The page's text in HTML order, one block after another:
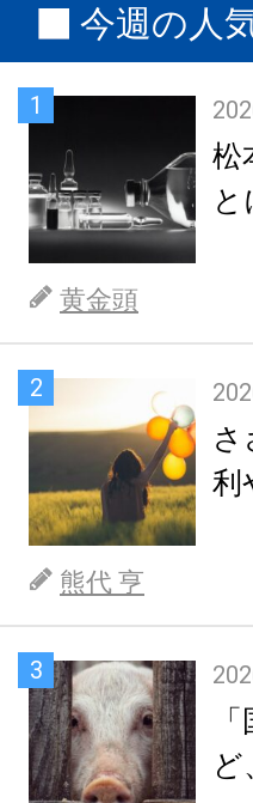
今週の人
1
松
黄金頭
2
さ
利
熊代 亨
3